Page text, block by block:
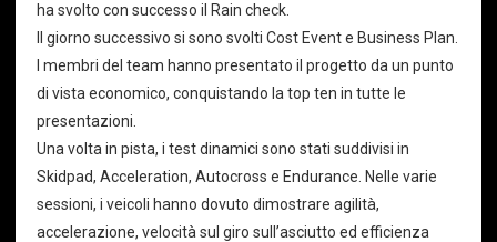
ha svolto con successo il Rain check.
Il giorno successivo si sono svolti Cost Event e Business Plan.
I membri del team hanno presentato il progetto da un punto
di vista economico, conquistando la top ten in tutte le
presentazioni.
Una volta in pista, i test dinamici sono stati suddivisi in
Skidpad, Acceleration, Autocross e Endurance. Nelle varie
sessioni, i veicoli hanno dovuto dimostrare agilità,
accelerazione, velocità sul giro sull’asciutto ed efficienza